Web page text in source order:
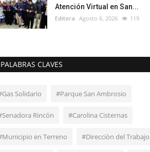
Atención Virtual en San...
Editora Agosto 6, 2026 119
PALABRAS CLAVES
Solidario #Parque San Ambrosio
Rincón #Carolina Cisternas
en Terreno #Direcciòn del Trabajo